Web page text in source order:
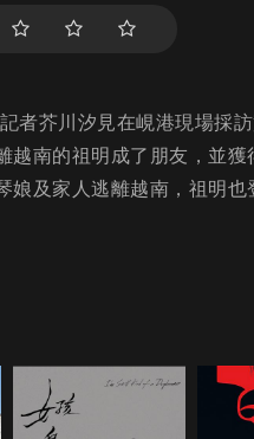
者芥川汐見在峴港現場採
越南的祖明成了朋友，並
娘及家人逃離越南，祖明也